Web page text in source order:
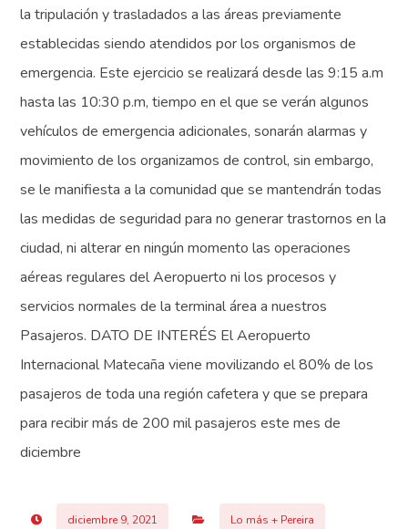
la tripulación y trasladados a las áreas previamente
establecidas siendo atendidos por los organismos de
emergencia. Este ejercicio se realizará desde las 9:15 a.m
hasta las 10:30 p.m, tiempo en el que se verán algunos
vehículos de emergencia adicionales, sonarán alarmas y
movimiento de los organizamos de control, sin embargo,
se le manifiesta a la comunidad que se mantendrán todas
las medidas de seguridad para no generar trastornos en la
ciudad, ni alterar en ningún momento las operaciones
aéreas regulares del Aeropuerto ni los procesos y
servicios normales de la terminal área a nuestros
Pasajeros. DATO DE INTERÉS El Aeropuerto
Internacional Matecaña viene movilizando el 80% de los
pasajeros de toda una región cafetera y que se prepara
para recibir más de 200 mil pasajeros este mes de
diciembre
diciembre 9, 2021 Lo más + Pereira